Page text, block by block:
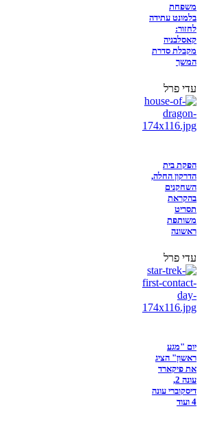
משפחת
בלמונט עתידה
לחזור:
קאסלבניה
מקבלת סדרת
המשך
עדי פרל
הפקת בית
הדרקון החלה,
השחקנים
בהקראת
תסריט
משותפת
ראשונה
עדי פרל
יום "מגע
ראשון" הציג
את פיקארד
עונה 2,
דיסקוברי עונה
4 ועוד